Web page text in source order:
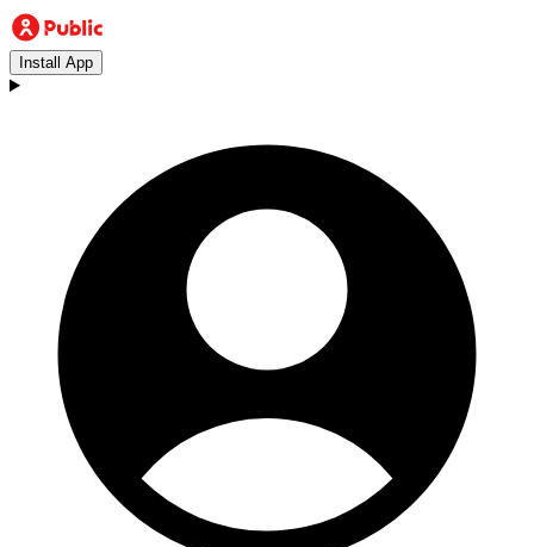
Install App